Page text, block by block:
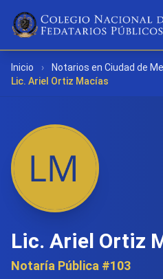
Inicio › Notarios en Ciudad de
Lic. Ariel Ortiz Macías
Lic. Ariel Ortiz
Notaría Pública #103